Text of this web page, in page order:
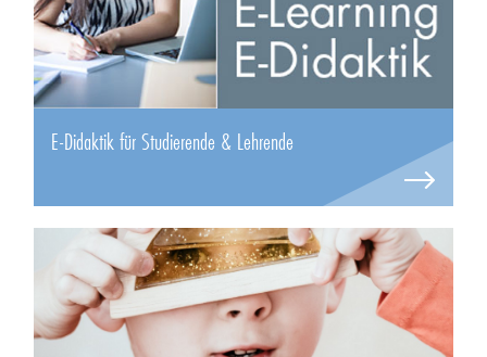
E-Didaktik für Studierende & Lehrende